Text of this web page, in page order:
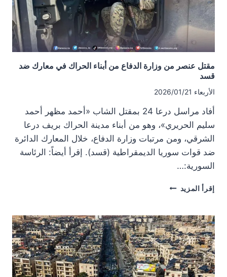
حرب
في
ريف
إدلب
مقتل عنصر من وزارة الدفاع من أبناء الحراك في معارك ضد
قسد
الأربعاء 2026/01/21
أفاد مراسل درعا 24 بمقتل الشاب «أحمد مظهر أحمد
سليم الحريري»، وهو من أبناء مدينة الحراك بريف درعا
الشرقي، ومن مرتبات وزارة الدفاع، خلال المعارك الدائرة
ضد قوات سوريا الديمقراطية (قسد). إقرأ أيضاً: الرئاسة
السورية:…
إقرأ المزيد مقتل
وزارة
الدفاع
من
أبناء
الحراك
في